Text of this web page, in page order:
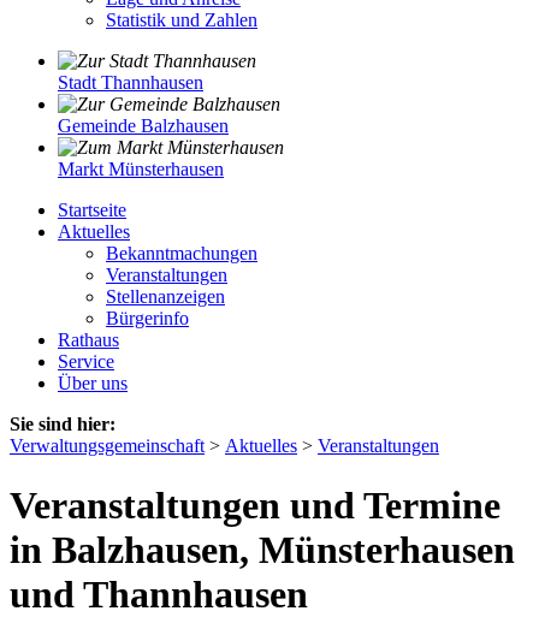
Statistik und Zahlen
Stadt Thannhausen
Gemeinde Balzhausen
Markt Münsterhausen
Startseite
Aktuelles
Bekanntmachungen
Veranstaltungen
Stellenanzeigen
Bürgerinfo
Rathaus
Service
Über uns
Sie sind hier:
Verwaltungsgemeinschaft > Aktuelles > Veranstaltungen
Veranstaltungen und Termine
in Balzhausen, Münsterhausen
und Thannhausen